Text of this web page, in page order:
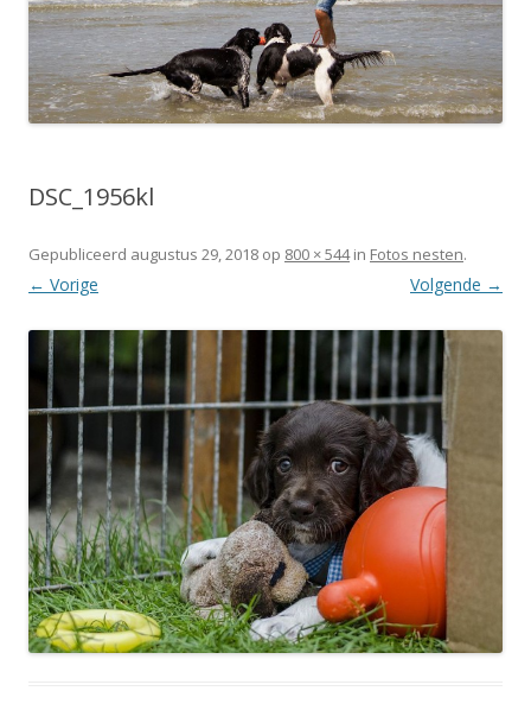
DSC_1956kl
Gepubliceerd augustus 29, 2018 op 800 × 544in Fotos nesten.
← Vorige Volgende →